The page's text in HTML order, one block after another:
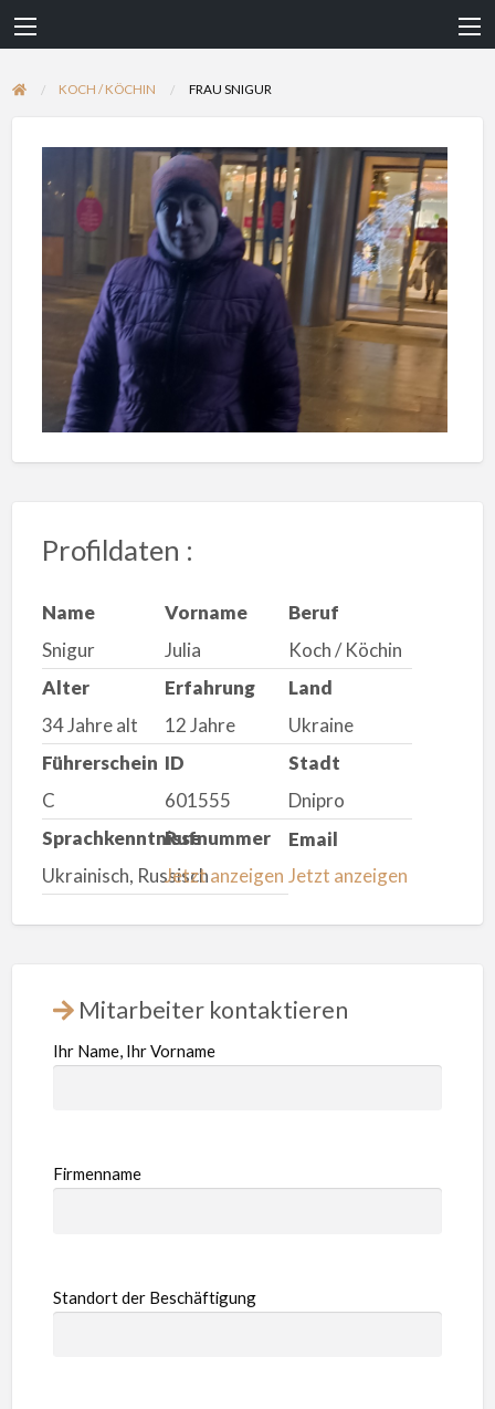
KOCH / KÖCHIN FRAU SNIGUR
Profildaten :
Name
Snigur
Vorname
Julia
Beruf
Koch / Köchin
Alter
34 Jahre alt
Erfahrung
12 Jahre
Land
Ukraine
Führerschein
C
ID
601555
Stadt
Dnipro
Sprachkenntnisse
Ukrainisch, Russisch
Rufnummer
Jetzt anzeigen
Email
Jetzt anzeigen
Mitarbeiter kontaktieren
Ihr Name, Ihr Vorname
Firmenname
Standort der Beschäftigung